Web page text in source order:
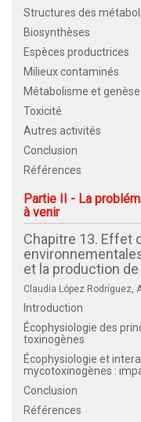
Structures des
Biosynthèses
Espèces productrices
Milieux contaminés
Métabolisme et
Toxicité
Autres activités
Conclusion
Références
Partie II - La
à venir
Chapitre 13. Effet
et la production
Claudia López Rodríguez,
Introduction
Écophysiologie des
toxinogènes
Écophysiologie et
mycotoxinogènes :
Conclusion
Références